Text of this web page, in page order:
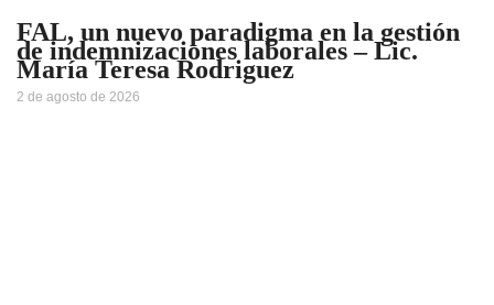
FAL, un nuevo paradigma en la gestión
de indemnizaciones laborales – Lic.
María Teresa Rodriguez
2 de agosto de 2026